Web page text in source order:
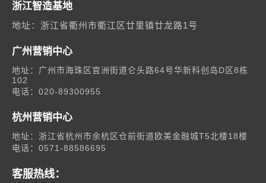
浙江智造基地
地址：浙江省衢州市衢江区廿里镇廿龙路1号
广州营销中心
地址：广州市海珠区官洲街道仑头路64号华新科创岛D区8栋
102
电话：020-89300955
杭州营销中心
地址：浙江省杭州市余杭区仓前街道欧美金融城T5北楼18楼
电话：0571-88586695
客服热线：